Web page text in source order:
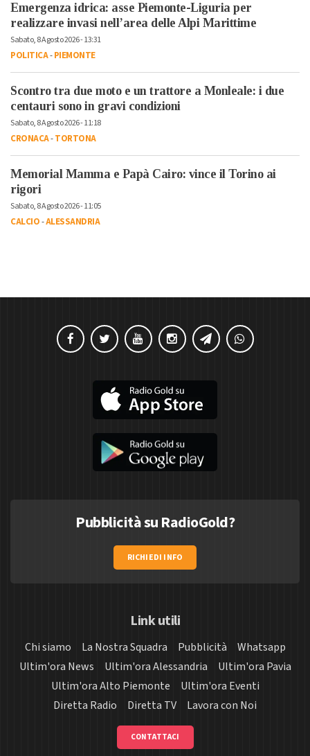
Emergenza idrica: asse Piemonte-Liguria per
realizzare invasi nell’area delle Alpi Marittime
Sabato, 8 Agosto 2026 - 13:31
POLITICA-PIEMONTE
Scontro tra due moto e un trattore a Monleale: i due
centauri sono in gravi condizioni
Sabato, 8 Agosto 2026 - 11:18
CRONACA-TORTONA
Memorial Mamma e Papà Cairo: vince il Torino ai
rigori
Sabato, 8 Agosto 2026 - 11:05
CALCIO-ALESSANDRIA
Pubblicità su RadioGold?
RICHIEDI INFO
Link utili
Chi siamo La Nostra Squadra Pubblicità
Whatsapp
Ultim'ora News
Ultim'ora Alessandria
Ultim'ora Pavia
Ultim'ora Alto Piemonte
Ultim'ora Eventi
Diretta Radio
Diretta TV Lavora con Noi
CONTATTACI